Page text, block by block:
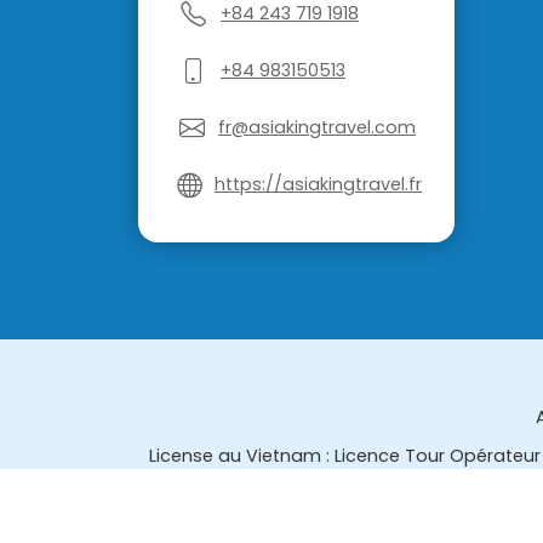
+84 243 719 1918
+84 983150513
fr@asiakingtravel.com
https://asiakingtravel.fr
License au Vietnam : Licence Tour